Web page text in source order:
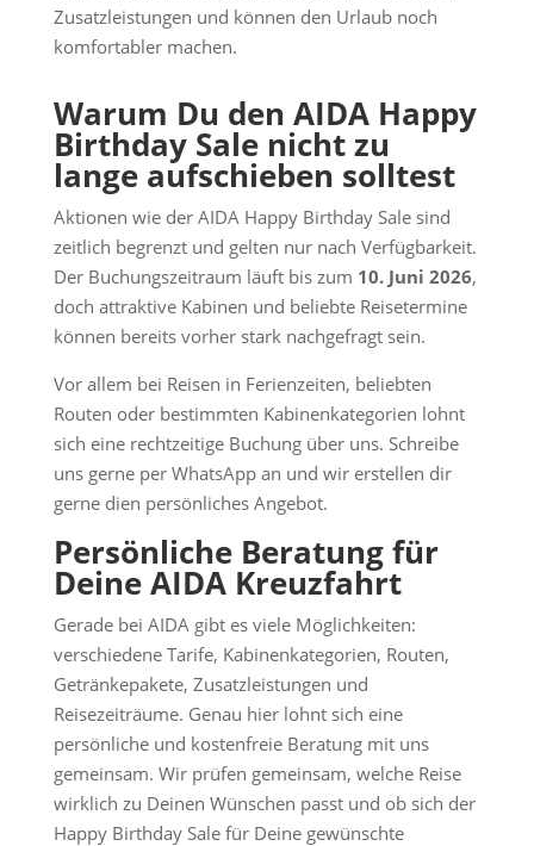
Zusatzleistungen und können den Urlaub noch
komfortabler machen.
Warum Du den AIDA Happy
Birthday Sale nicht zu
lange aufschieben solltest
Aktionen wie der AIDA Happy Birthday Sale sind
zeitlich begrenzt und gelten nur nach Verfügbarkeit.
Der Buchungszeitraum läuft bis zum 10. Juni 2026,
doch attraktive Kabinen und beliebte Reisetermine
können bereits vorher stark nachgefragt sein.
Vor allem bei Reisen in Ferienzeiten, beliebten
Routen oder bestimmten Kabinenkategorien lohnt
sich eine rechtzeitige Buchung über uns. Schreibe
uns gerne per WhatsApp an und wir erstellen dir
gerne dien persönliches Angebot.
Persönliche Beratung für
Deine AIDA Kreuzfahrt
Gerade bei AIDA gibt es viele Möglichkeiten:
verschiedene Tarife, Kabinenkategorien, Routen,
Getränkepakete, Zusatzleistungen und
Reisezeiträume. Genau hier lohnt sich eine
persönliche und kostenfreie Beratung mit uns
gemeinsam. Wir prüfen gemeinsam, welche Reise
wirklich zu Deinen Wünschen passt und ob sich der
Happy Birthday Sale für Deine gewünschte